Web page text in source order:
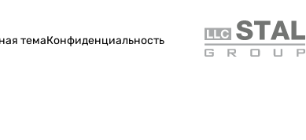
темаКонфиденциальность